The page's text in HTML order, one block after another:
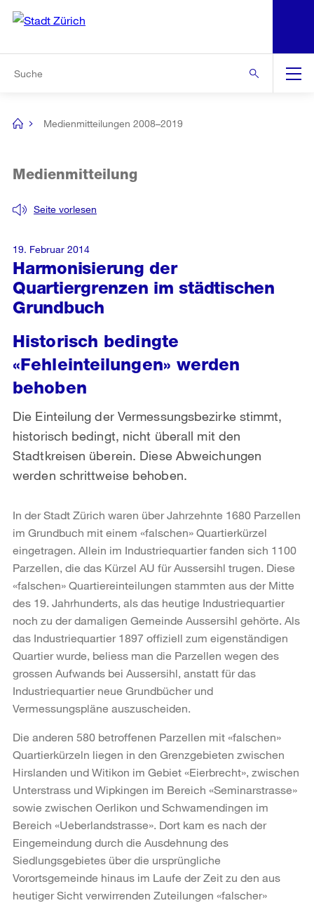
Navigation
[no
Medienmitteilungen 2008–2019
Harmonisierung der
Quartiergrenzen im städtischen
Grundbuch
Seite vorlesen
Medienmitteilung
Historisch bedingte
«Fehleinteilungen» werden
behoben
Die Einteilung der Vermessungsbezirke stimmt,
historisch bedingt, nicht überall mit den
Stadtkreisen überein. Diese Abweichungen
werden schrittweise behoben.
19. Februar 2014
In der Stadt Zürich waren über Jahrzehnte 1680 Parzellen
im Grundbuch mit einem «falschen» Quartierkürzel
eingetragen. Allein im Industriequartier fanden sich 1100
Parzellen, die das Kürzel AU für Aussersihl trugen. Diese
«falschen» Quartiereinteilungen stammten aus der Mitte
des 19. Jahrhunderts, als das heutige Industriequartier
noch zu der damaligen Gemeinde Aussersihl gehörte. Als
das Industriequartier 1897 offiziell zum eigenständigen
Quartier wurde, beliess man die Parzellen wegen des
grossen Aufwands bei Aussersihl, anstatt für das
Industriequartier neue Grundbücher und
Vermessungspläne auszuscheiden.
Die anderen 580 betroffenen Parzellen mit «falschen»
Quartierkürzeln liegen in den Grenzgebieten zwischen
Hirslanden und Witikon im Gebiet «Eierbrecht», zwischen
Unterstrass und Wipkingen im Bereich «Seminarstrasse»
sowie zwischen Oerlikon und Schwamendingen im
Bereich «Ueberlandstrasse». Dort kam es nach der
Eingemeindung durch die Ausdehnung des
Siedlungsgebietes über die ursprüngliche
Vorortsgemeinde hinaus im Laufe der Zeit zu den aus
heutiger Sicht verwirrenden Zuteilungen «falscher»